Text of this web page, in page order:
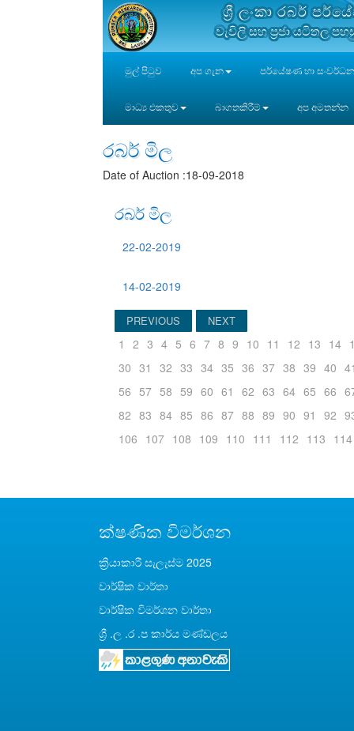
ශ්‍රී ලංකා රබර්
වැවිලි සහ ප්‍රජා යටිතල
මුල් පිටුව අප ගැන පර්යේෂණ හා සංවර්ධන
මාධ්‍ය එකතුව බාගතකිරීම් අප අමතන්න
රබර් මිල
Date of Auction :18-09-2018
රබර් මිල
22-02-2019
14-02-2019
PREVIOUS NEXT
1 2 3 4 5 6 7 8 9 10 11 12 13 14
30 31 32 33 34 35 36 37 38 39 40
56 57 58 59 60 61 62 63 64 65 66
82 83 84 85 86 87 88 89 90 91 92
106 107 108 109 110 111 112 113 114
ක්ෂණික විමර්ශන
ක්‍රියාකාරී සැලැස්ම 2025
වාර්ෂික වාර්තා
වාර්ෂික විමර්ශන වාර්තා
ශ්‍රී .ල .ර .ප කාර්ය මණ්ඩලය